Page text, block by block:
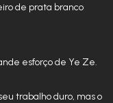
de prata branco
esforço de Ye Ze.
trabalho duro, mas o